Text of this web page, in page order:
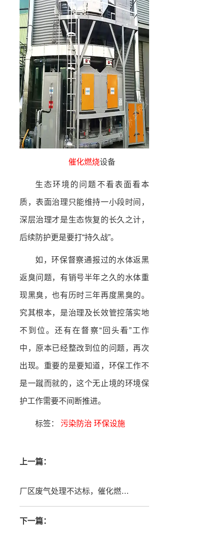
催化燃烧设备
生态环境的问题不看表面看本
质，表面治理只能维持一小段时间，
深层治理才是生态恢复的长久之计，
后续防护更是要打“持久战”。
如，环保督察通报过的水体返黑
返臭问题，有销号半年之久的水体重
现黑臭，也有历时三年再度黑臭的。
究其根本，是治理及长效管控落实地
不到位。还有在督察“回头看”工作
中，原本已经整改到位的问题，再次
出现。重要的是要知道，环保工作不
是一蹴而就的，这个无止境的环境保
护工作需要不间断推进。
标签： 污染防治 环保设施
上一篇：
厂区废气处理不达标，催化燃烧设备能解决这个问题吗?
下一篇：